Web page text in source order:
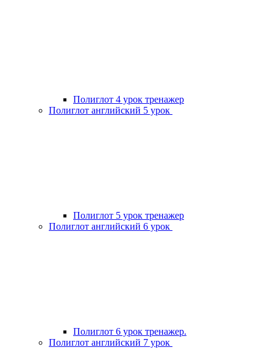
Полиглот 4 урок тренажер
Полиглот английский 5 урок
Полиглот 5 урок тренажер
Полиглот английский 6 урок
Полиглот 6 урок тренажер.
Полиглот английский 7 урок